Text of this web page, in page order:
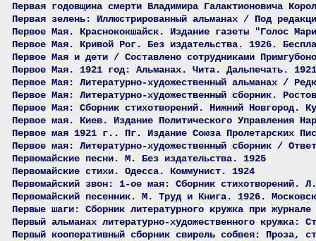
Первая годовщина смерти Владимира Галактионовича
Первая зелень: Иллюстрированный альманах / Под
Первое Мая. Краснококшайск. Издание газеты "Голос
Первое Мая. Кривой Рог. Без издательства. 1926.
Первое Мая и дети / Составлено сотрудниками
Первое Мая. 1921 год: Альманах. Чита. Дальпечать. 1921
Первое Мая: Литературно-художественный альманах /
Первое Мая: Литературно-художественный сборник.
Первое Мая: Сборник стихотворений. Нижний Новгород.
Первое мая. Киев. Издание Политического Управления
Первое мая 1921 г.. Пг. Издание Союза Пролетарских
Первое мая: Литературно-художественный сборник /
Первомайские песни. М. Без издательства. 1925
Первомайские стихи. Одесса. Коммунист. 1924
Первомайский звон: 1-ое мая: Сборник стихотворений.
Первомайский песенник. М. Труд и Книга. 1926.
Первые шаги: Сборник литературного кружка при
Первый альманах литературно-художественного кружка:
Первый кооперативный сборник свирель собвея: Проза,